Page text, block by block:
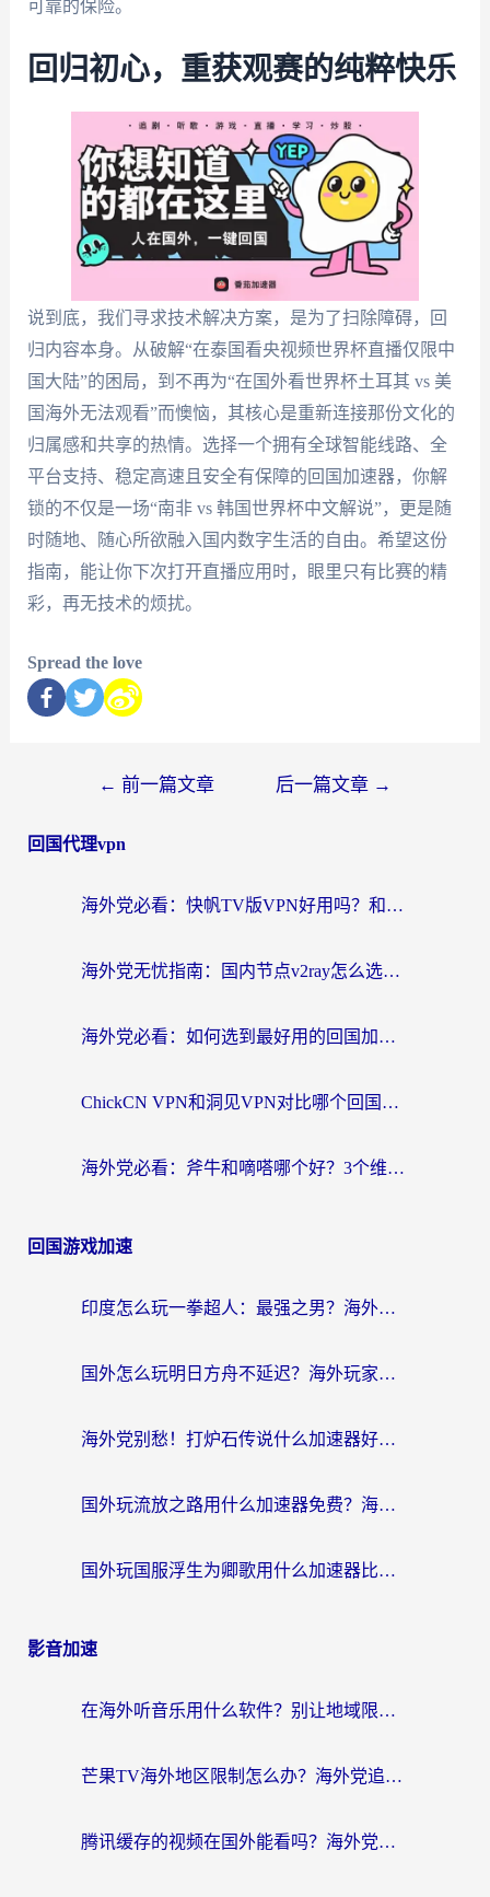
可靠的保险。
回归初心，重获观赛的纯粹快乐
说到底，我们寻求技术解决方案，是为了扫除障碍，回
归内容本身。从破解“在泰国看央视频世界杯直播仅限中
国大陆”的困局，到不再为“在国外看世界杯土耳其 vs 美
国海外无法观看”而懊恼，其核心是重新连接那份文化的
归属感和共享的热情。选择一个拥有全球智能线路、全
平台支持、稳定高速且安全有保障的回国加速器，你解
锁的不仅是一场“南非 vs 韩国世界杯中文解说”，更是随
时随地、随心所欲融入国内数字生活的自由。希望这份
指南，能让你下次打开直播应用时，眼里只有比赛的精
彩，再无技术的烦扰。
Spread the love
← 前一篇文章 后一篇文章 →
回国代理vpn
海外党必看：快帆TV版VPN好用吗？和快游VPN对比哪个回国效果更好？附实用避坑指南
海外党无忧指南：国内节点v2ray怎么选？一键回国VPN+多场景实测帮你避坑
海外党必看：如何选到最好用的回国加速器？从节点到售后的全维度指南
ChickCN VPN和洞见VPN对比哪个回国效果更好？海外党亲测3款加速器+避坑指南
海外党必看：斧牛和嘀嗒哪个好？3个维度教你选对回国加速器
回国游戏加速
印度怎么玩一拳超人：最强之男？海外党国服游戏加速避坑指南
国外怎么玩明日方舟不延迟？海外玩家国服游戏加速终极指南（附DNF梦幻诛仙解决方案）
海外党别愁！打炉石传说什么加速器好用？3个实用技巧解决国服游戏卡顿
国外玩流放之路用什么加速器免费？海外党亲测有效的国服游戏加速指南
国外玩国服浮生为卿歌用什么加速器比较好？海外党亲测不踩坑指南
影音加速
在海外听音乐用什么软件？别让地域限制断了你的华语歌单
芒果TV海外地区限制怎么办？海外党追剧看片的实用加速器选择指南
腾讯缓存的视频在国外能看吗？海外党追剧看片的终极解决方案